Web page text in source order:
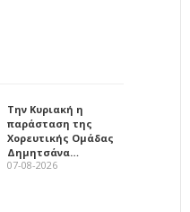
Την Κυριακή η
παράσταση της
Χορευτικής Ομάδας
Δημητσάνα…
07-08-2026